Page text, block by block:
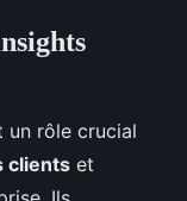
un rôle crucial
clients et